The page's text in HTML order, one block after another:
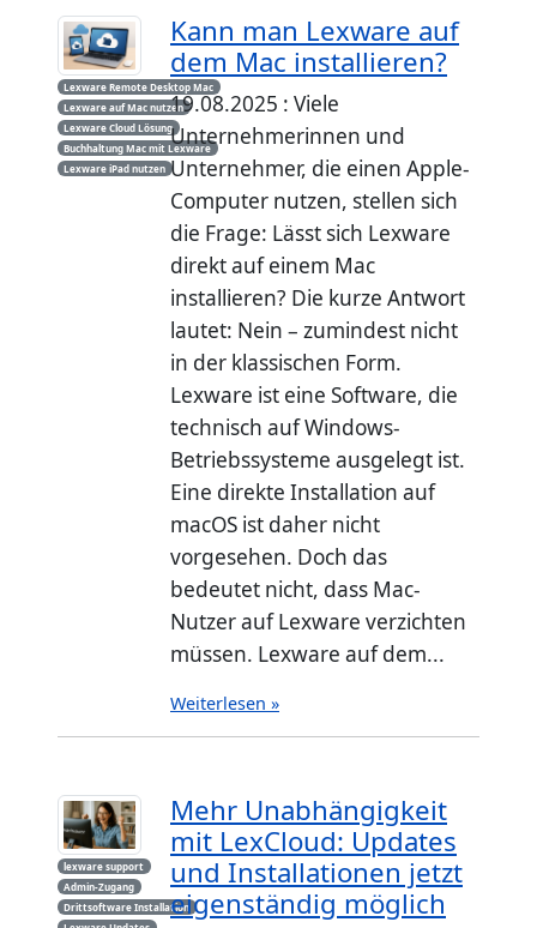
Lexware Remote Desktop Mac
Lexware auf Mac nutzen
Lexware Cloud Lösung
Buchhaltung Mac mit Lexware
Lexware iPad nutzen
Kann man Lexware auf
dem Mac installieren?
19.08.2025 : Viele
Unternehmerinnen und
Unternehmer, die einen Apple-
Computer nutzen, stellen sich
die Frage: Lässt sich Lexware
direkt auf einem Mac
installieren? Die kurze Antwort
lautet: Nein – zumindest nicht
in der klassischen Form.
Lexware ist eine Software, die
technisch auf Windows-
Betriebssysteme ausgelegt ist.
Eine direkte Installation auf
macOS ist daher nicht
vorgesehen. Doch das
bedeutet nicht, dass Mac-
Nutzer auf Lexware verzichten
müssen. Lexware auf dem...
Weiterlesen »
lexware support
Admin-Zugang
Drittsoftware Installation
Mehr Unabhängigkeit
mit LexCloud: Updates
und Installationen jetzt
eigenständig möglich